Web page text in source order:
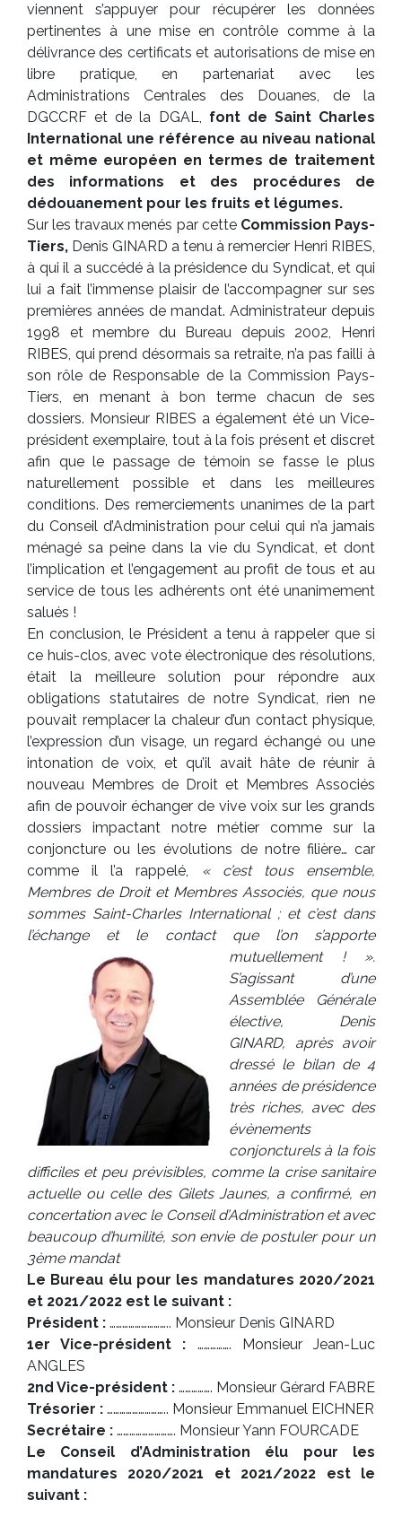
viennent s’appuyer pour récupérer les données
pertinentes à une mise en contrôle comme à la
délivrance des certificats et autorisations de mise en
libre pratique, en partenariat avec les
Administrations Centrales des Douanes, de la
DGCCRF et de la DGAL, font de Saint Charles
International une référence au niveau national
et même européen en termes de traitement
des informations et des procédures de
dédouanement pour les fruits et légumes.
Sur les travaux menés par cette Commission Pays-
Tiers, Denis GINARD a tenu à remercier Henri RIBES,
à qui il a succédé à la présidence du Syndicat, et qui
lui a fait l’immense plaisir de l’accompagner sur ses
premières années de mandat. Administrateur depuis
1998 et membre du Bureau depuis 2002, Henri
RIBES, qui prend désormais sa retraite, n’a pas failli à
son rôle de Responsable de la Commission Pays-
Tiers, en menant à bon terme chacun de ses
dossiers. Monsieur RIBES a également été un Vice-
président exemplaire, tout à la fois présent et discret
afin que le passage de témoin se fasse le plus
naturellement possible et dans les meilleures
conditions. Des remerciements unanimes de la part
du Conseil d’Administration pour celui qui n’a jamais
ménagé sa peine dans la vie du Syndicat, et dont
l’implication et l’engagement au profit de tous et au
service de tous les adhérents ont été unanimement
salués !
En conclusion, le Président a tenu à rappeler que si
ce huis-clos, avec vote électronique des résolutions,
était la meilleure solution pour répondre aux
obligations statutaires de notre Syndicat, rien ne
pouvait remplacer la chaleur d’un contact physique,
l’expression d’un visage, un regard échangé ou une
intonation de voix, et qu’il avait hâte de réunir à
nouveau Membres de Droit et Membres Associés
afin de pouvoir échanger de vive voix sur les grands
dossiers impactant notre métier comme sur la
conjoncture ou les évolutions de notre filière… car
comme il l’a rappelé, « c’est tous ensemble,
Membres de Droit et Membres Associés, que nous
sommes Saint-Charles International ; et c’est dans
l’échange et le contact que l’on s’apporte
mutuellement ! ».
S’agissant d’une
Assemblée Générale
élective, Denis
GINARD, après avoir
dressé le bilan de 4
années de présidence
très riches, avec des
évènements
conjoncturels à la fois
difficiles et peu prévisibles, comme la crise sanitaire
actuelle ou celle des Gilets Jaunes, a confirmé, en
concertation avec le Conseil d’Administration et avec
beaucoup d’humilité, son envie de postuler pour un
3ème mandat
Le Bureau élu pour les mandatures 2020/2021
et 2021/2022 est le suivant :
Président : ……………………….. Monsieur Denis GINARD
1er Vice-président : ……………. Monsieur Jean-Luc
ANGLES
2nd Vice-président : ……………. Monsieur Gérard FABRE
Trésorier : ……………………….. Monsieur Emmanuel EICHNER
Secrétaire : ………………………. Monsieur Yann FOURCADE
Le Conseil d’Administration élu pour les
mandatures 2020/2021 et 2021/2022 est le
suivant :